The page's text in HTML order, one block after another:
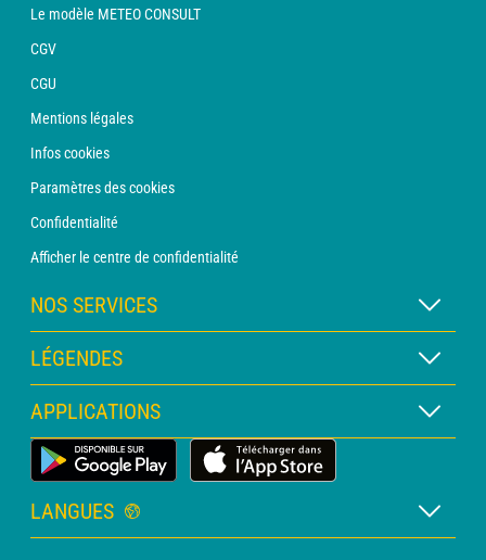
Le modèle METEO CONSULT
CGV
CGU
Mentions légales
Infos cookies
Paramètres des cookies
Confidentialité
Afficher le centre de confidentialité
NOS SERVICES
Abonnement METEO Xpert
Abonnement METEO PRO
Consultation avec un prévisionniste
Bulletin PRO
LÉGENDES
Légende des cartes
Légende des pictogrammes
Glossaire
APPLICATIONS
Application Météo Terrestre
LANGUES